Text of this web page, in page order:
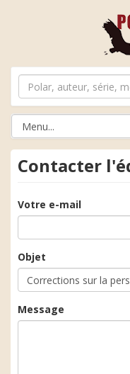
Contacter
Votre e-mail
Objet
Message